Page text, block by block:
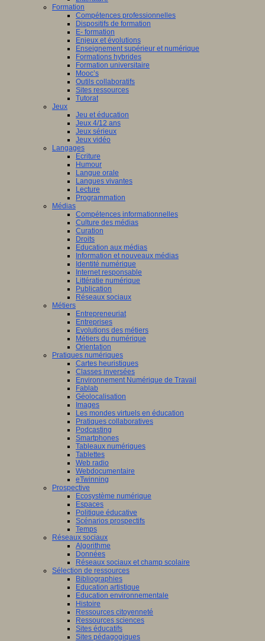
Formation
Compétences professionnelles
Dispositifs de formation
E- formation
Enjeux et évolutions
Enseignement supérieur et numérique
Formations hybrides
Formation universitaire
Mooc’s
Outils collaboratifs
Sites ressources
Tutorat
Jeux
Jeu et éducation
Jeux 4/12 ans
Jeux sérieux
Jeux vidéo
Langages
Ecriture
Humour
Langue orale
Langues vivantes
Lecture
Programmation
Médias
Compétences informationnelles
Culture des médias
Curation
Droits
Education aux médias
Information et nouveaux médias
Identité numérique
Internet responsable
Littératie numérique
Publication
Réseaux sociaux
Métiers
Entrepreneuriat
Entreprises
Evolutions des métiers
Métiers du numérique
Orientation
Pratiques numériques
Cartes heuristiques
Classes inversées
Environnement Numérique de Travail
Fablab
Géolocalisation
Images
Les mondes virtuels en éducation
Pratiques collaboratives
Podcasting
Smartphones
Tableaux numériques
Tablettes
Web radio
Webdocumentaire
eTwinning
Prospective
Ecosystème numérique
Espaces
Politique éducative
Scénarios prospectifs
Temps
Réseaux sociaux
Algorithme
Données
Réseaux sociaux et champ scolaire
Sélection de ressources
Bibliographies
Education artistique
Education environnementale
Histoire
Ressources citoyenneté
Ressources sciences
Sites éducatifs
Sites pédagogiques